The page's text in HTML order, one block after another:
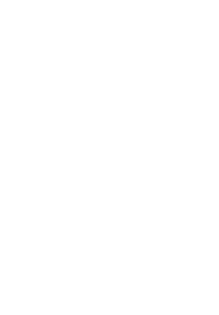
práve cítim, ako to práve chcem
si ruky do farby a maľovať priamo na
robím, nič nie je zakázané, všetko je
dotýkanie sa farieb rukami a
pokoj, uvoľnenie a cítím sa dobre,
sústredím sa iba na tie príjemné
Zúčastnila jsem se kurzu Art
co jsem potřebovala: něco nového,
je velmi empatická, vytvořila krásný
poradila. Kurz byl velmi osvobozující,